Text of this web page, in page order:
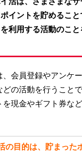
イントを貯めるこ
利用する活動のこと
会員登録やアンケ
どの活動を行うこと
を現金やギフト券な
の目的は、貯まった